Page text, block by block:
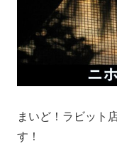
まいど！ラビット
す！